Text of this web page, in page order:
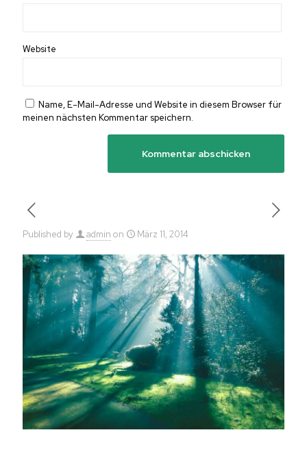
Website
Name, E-Mail-Adresse und Website in diesem Browser für
meinen nächsten Kommentar speichern.
Published by admin on März 11, 2014